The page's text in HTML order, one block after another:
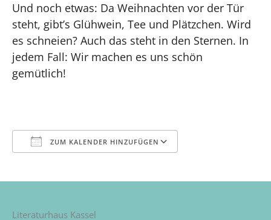
Und noch etwas: Da Weihnachten vor der Tür
steht, gibt’s Glühwein, Tee und Plätzchen. Wird
es schneien? Auch das steht in den Sternen. In
jedem Fall: Wir machen es uns schön
gemütlich!
ZUM KALENDER HINZUFÜGEN
Literaturhaus Kassel